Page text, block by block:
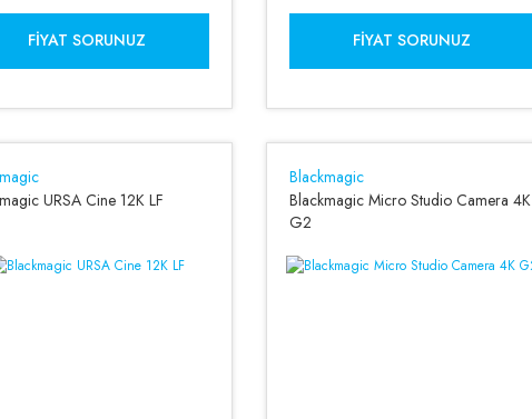
FIYAT SORUNUZ FIYAT SORUNUZ
URSA Cine 12K LF
Blackmagic
Blackmagic Micro Studio Camera 4K
G2